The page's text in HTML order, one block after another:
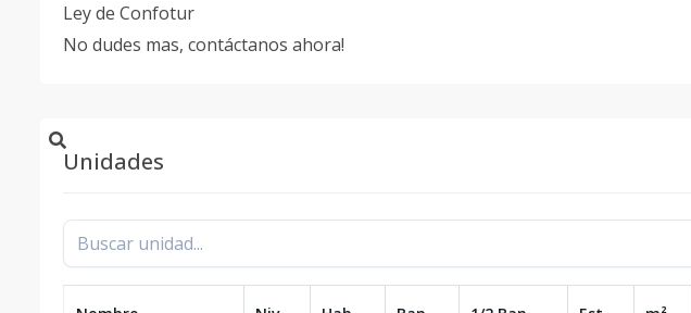
Ley de Confotur
No dudes mas, contáctanos ahora!
Unidades